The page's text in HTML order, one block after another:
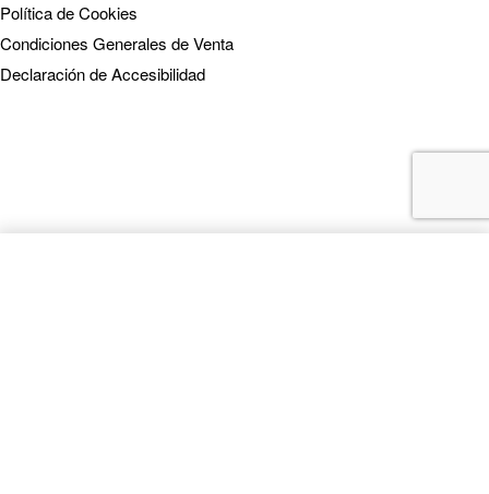
Política de Cookies
Condiciones Generales de Venta
Declaración de Accesibilidad